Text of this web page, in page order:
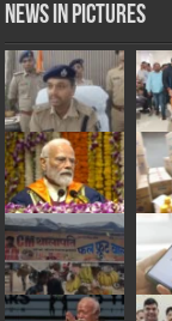
News in Pictures